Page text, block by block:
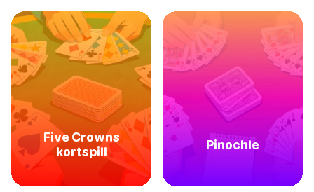
Five Crowns
kortspill
Pinochle